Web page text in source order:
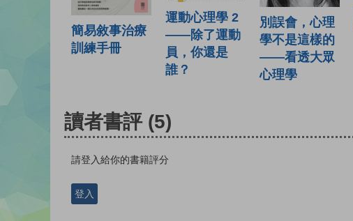
簡易敘事治療
訓練手冊
運動心理學 2
——除了運動
員，你還是
誰？
別誤會，心理
學不是這樣的
——看透大眾
心理學
讀者書評 (5)
請登入給你的書籍評分
登入